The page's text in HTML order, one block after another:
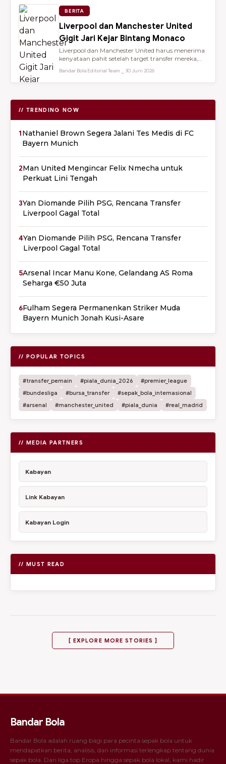
BERITA
Liverpool dan Manchester United
Gigit Jari Kejar Bintang Monaco
Liverpool dan Manchester United harus menerima
kenyataan pahit setelah target transfer mereka,
Bandar Bola Editorial Team ⎯ 30 Juni 2026
// TRENDING NOW
1Nathaniel Brown Segera Jalani Tes Medis di FC
Bayern Munich
2Man United Mengincar Felix Nmecha untuk
Perkuat Lini Tengah
3Yan Diomande Pilih PSG, Rencana Transfer
Liverpool Gagal Total
4Yan Diomande Pilih PSG, Rencana Transfer
Liverpool Gagal Total
5Arsenal Incar Manu Kone, Gelandang AS Roma
Seharga €50 Juta
6Fulham Segera Permanenkan Striker Muda
Bayern Munich Jonah Kusi-Asare
// POPULAR TOPICS
#transfer_pemain #piala_dunia_2026
#premier_league
#bundesliga
#bursa_transfer
#sepak_bola_internasional
#arsenal
#manchester_united #piala_dunia #real_madrid
// MEDIA PARTNERS
Kabayan
Link Kabayan
Kabayan Login
// MUST READ
[ EXPLORE MORE STORIES ]
Bandar Bola
Bandar Bola adalah ruang bagi para pecinta sepak bola untuk
mendapatkan berita, analisis, dan informasi terlengkap tentang dunia
sepak bola. Dari liga top Eropa hingga sepak bola lokal, kami hadir